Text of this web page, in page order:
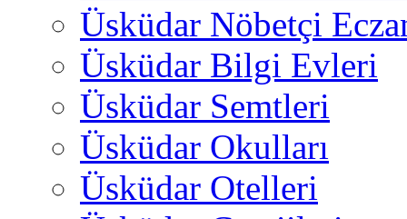
Üsküdar Nöbetçi
Üsküdar Bilgi Evleri
Üsküdar Semtleri
Üsküdar Okulları
Üsküdar Otelleri